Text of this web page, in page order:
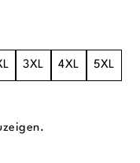
3XL 4XL 5XL